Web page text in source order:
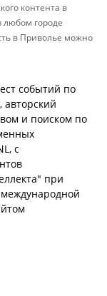
контента в
любом городе
в Приволье можно
событий по
и поиском по
с
при